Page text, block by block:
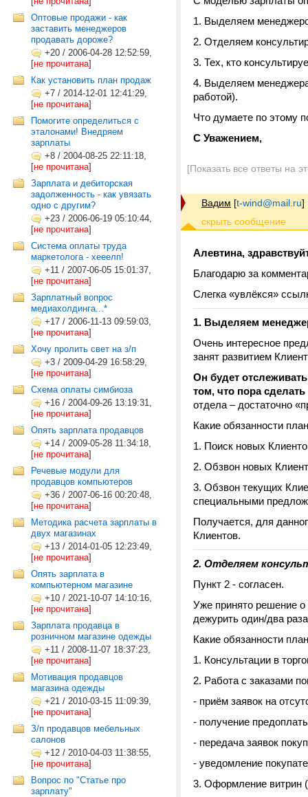
Оптовые продажи - как
заставить менеджеров
продавать дороже?
+20 / 2006-04-28 12:52:59,
[не прочитана]
Как установить план продаж
+7 / 2014-12-01 12:41:29,
[не прочитана]
Помогите определиться с
эталонами! Внедряем
зарплаты
+8 / 2004-08-25 22:11:18,
[не прочитана]
Зарплата и дебиторская
задолженность - как увязать
одно с другим?
+23 / 2006-06-19 05:10:44,
[не прочитана]
Система оплаты труда
маркетолога - хееелп!
+11 / 2007-06-05 15:01:37,
[не прочитана]
Зарплатный вопрос
медиахолдинга...*
+17 / 2006-11-13 09:59:03,
[не прочитана]
Хочу пролить свет на з/п
+3 / 2009-04-29 16:58:29,
[не прочитана]
Схема оплаты симбиоза
+16 / 2004-09-26 13:19:31,
[не прочитана]
Опять зарплата продавцов
+14 / 2009-05-28 11:34:18,
[не прочитана]
Речевые модули для
продавцов компьютеров
+36 / 2007-06-16 00:20:48,
[не прочитана]
Методика расчета зарплаты в
двух магазинах
+13 / 2014-01-05 12:23:49,
[не прочитана]
Опять зарплата в
компьютерном магазине
+10 / 2021-10-07 14:10:16,
[не прочитана]
Зарплата продавца в
розничном магазине одежды
+11 / 2008-11-07 18:37:23,
[не прочитана]
Мотивация продавцов
магазина одежды
+21 / 2010-03-15 11:09:39,
[не прочитана]
З/п продавцов мебельных
салонов
+12 / 2010-04-03 11:38:55,
[не прочитана]
Вопрос по "Статье про
зарплату"
1. Выделяем
2. Отделяем
3. Тех, кто
4. Выделяем
работой).
Что думаете по этому
С Уважением,
[Показать все ответы на
Вадим [t-wind@mail.ru]
Алевтина,
Благодарю за
Слегка «увлёкся»
1. Выделяем
Очень интересное
занят развитием
Он будет
том, что пора сделать
отдела – достаточно
Какие обязанности
1. Поиск новых
2. Обзвон новых
3. Обзвон текущих
специальными
Получается, для
Клиентов.
2. Отделяем
Пункт 2 - согласен.
Уже принято решение о
дежурить один/два
Какие обязанности
1. Консультации в
2. Работа с заказами
- приём заявок на
- получение
- передача заявок
- уведомление
3. Оформление витрин